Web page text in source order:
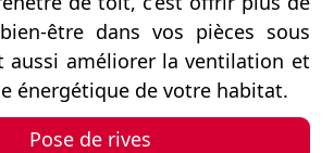
être dans vos pièces sous
aussi améliorer la ventilation et
énergétique de votre habitat.
Pose de rives